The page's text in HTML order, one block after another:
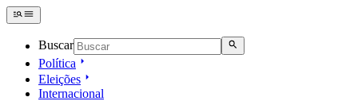
Buscar
Política
Eleições
Internacional